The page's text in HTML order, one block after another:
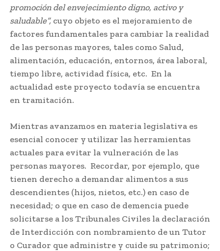
promoción del envejecimiento digno, activo y
saludable”, cuyo objeto es el mejoramiento de
factores fundamentales para cambiar la realidad
de las personas mayores, tales como Salud,
alimentación, educación, entornos, área laboral,
tiempo libre, actividad física, etc. En la
actualidad este proyecto todavía se encuentra
en tramitación.
Mientras avanzamos en materia legislativa es
esencial conocer y utilizar las herramientas
actuales para evitar la vulneración de las
personas mayores. Recordar, por ejemplo, que
tienen derecho a demandar alimentos a sus
descendientes (hijos, nietos, etc.) en caso de
necesidad; o que en caso de demencia puede
solicitarse a los Tribunales Civiles la declaración
de Interdicción con nombramiento de un Tutor
o Curador que administre y cuide su patrimonio;